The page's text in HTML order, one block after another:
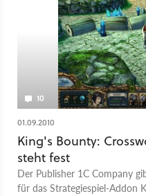
10
01.09.2010
King's Bounty:
steht fest
Der Publisher 1C Company
für das Strategiespiel-Addon